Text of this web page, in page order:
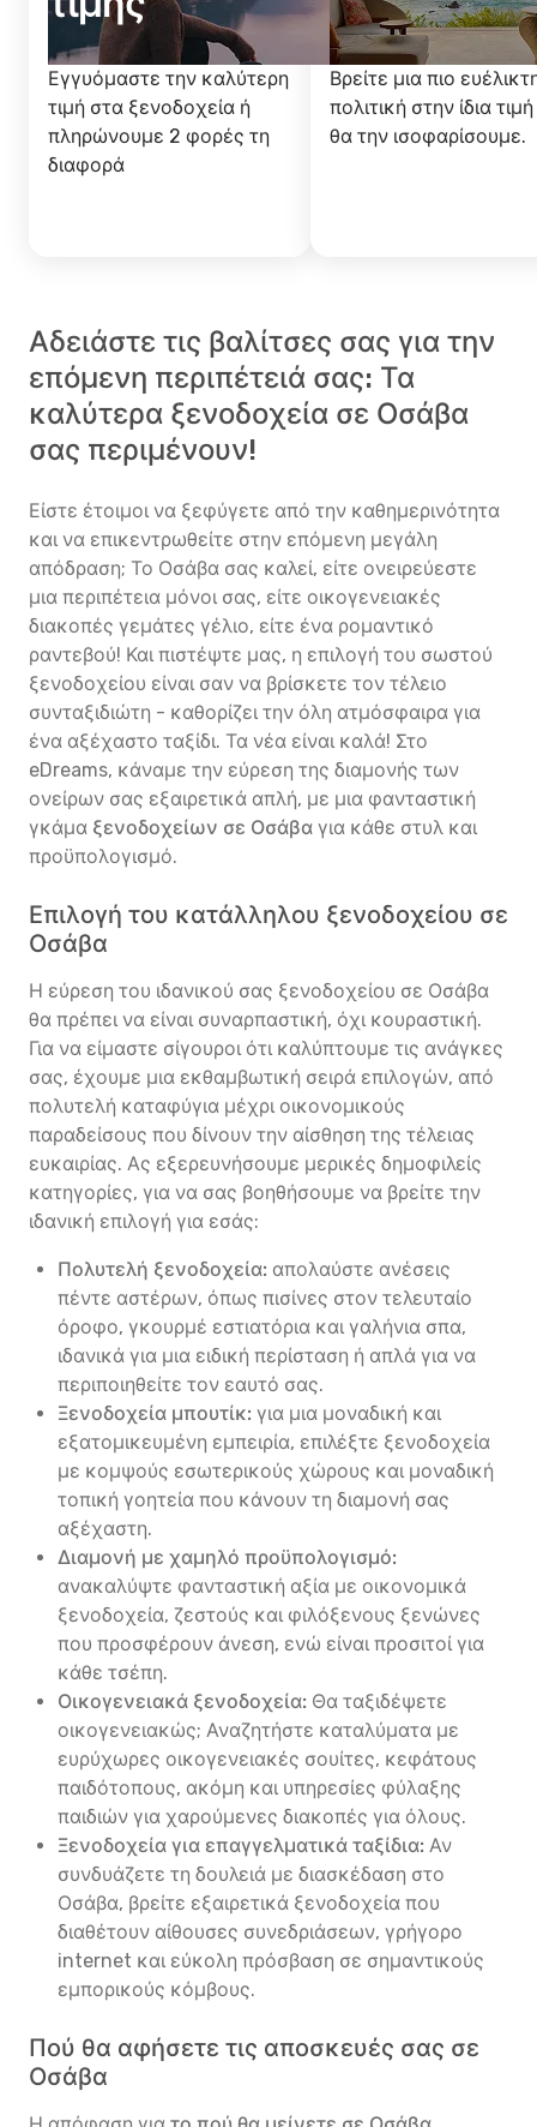
Εγγυόμαστε την καλύτερη
τιμή στα ξενοδοχεία ή
πληρώνουμε 2 φορές τη
διαφορά
Βρείτε μια πιο
πολιτική στην ίδια
θα την ισοφαρίσουμε.
Αδειάστε τις βαλίτσες σας για την
επόμενη περιπέτειά σας: Τα
καλύτερα ξενοδοχεία σε Οσάβα
σας περιμένουν!
Είστε έτοιμοι να ξεφύγετε από την καθημερινότητα
και να επικεντρωθείτε στην επόμενη μεγάλη
απόδραση; Το Οσάβα σας καλεί, είτε ονειρεύεστε
μια περιπέτεια μόνοι σας, είτε οικογενειακές
διακοπές γεμάτες γέλιο, είτε ένα ρομαντικό
ραντεβού! Και πιστέψτε μας, η επιλογή του σωστού
ξενοδοχείου είναι σαν να βρίσκετε τον τέλειο
συνταξιδιώτη - καθορίζει την όλη ατμόσφαιρα για
ένα αξέχαστο ταξίδι. Τα νέα είναι καλά! Στο
eDreams, κάναμε την εύρεση της διαμονής των
ονείρων σας εξαιρετικά απλή, με μια φανταστική
γκάμα ξενοδοχείων σε Οσάβα για κάθε στυλ και
προϋπολογισμό.
Επιλογή του κατάλληλου ξενοδοχείου σε
Οσάβα
Η εύρεση του ιδανικού σας ξενοδοχείου σε Οσάβα
θα πρέπει να είναι συναρπαστική, όχι κουραστική.
Για να είμαστε σίγουροι ότι καλύπτουμε τις ανάγκες
σας, έχουμε μια εκθαμβωτική σειρά επιλογών, από
πολυτελή καταφύγια μέχρι οικονομικούς
παραδείσους που δίνουν την αίσθηση της τέλειας
ευκαιρίας. Ας εξερευνήσουμε μερικές δημοφιλείς
κατηγορίες, για να σας βοηθήσουμε να βρείτε την
ιδανική επιλογή για εσάς:
Πολυτελή ξενοδοχεία: απολαύστε ανέσεις
πέντε αστέρων, όπως πισίνες στον τελευταίο
όροφο, γκουρμέ εστιατόρια και γαλήνια σπα,
ιδανικά για μια ειδική περίσταση ή απλά για να
περιποιηθείτε τον εαυτό σας.
Ξενοδοχεία μπουτίκ: για μια μοναδική και
εξατομικευμένη εμπειρία, επιλέξτε ξενοδοχεία
με κομψούς εσωτερικούς χώρους και μοναδική
τοπική γοητεία που κάνουν τη διαμονή σας
αξέχαστη.
Διαμονή με χαμηλό προϋπολογισμό:
ανακαλύψτε φανταστική αξία με οικονομικά
ξενοδοχεία, ζεστούς και φιλόξενους ξενώνες
που προσφέρουν άνεση, ενώ είναι προσιτοί για
κάθε τσέπη.
Οικογενειακά ξενοδοχεία: Θα ταξιδέψετε
οικογενειακώς; Αναζητήστε καταλύματα με
ευρύχωρες οικογενειακές σουίτες, κεφάτους
παιδότοπους, ακόμη και υπηρεσίες φύλαξης
παιδιών για χαρούμενες διακοπές για όλους.
Ξενοδοχεία για επαγγελματικά ταξίδια: Αν
συνδυάζετε τη δουλειά με διασκέδαση στο
Οσάβα, βρείτε εξαιρετικά ξενοδοχεία που
διαθέτουν αίθουσες συνεδριάσεων, γρήγορο
internet και εύκολη πρόσβαση σε σημαντικούς
εμπορικούς κόμβους.
Πού θα αφήσετε τις αποσκευές σας σε
Οσάβα